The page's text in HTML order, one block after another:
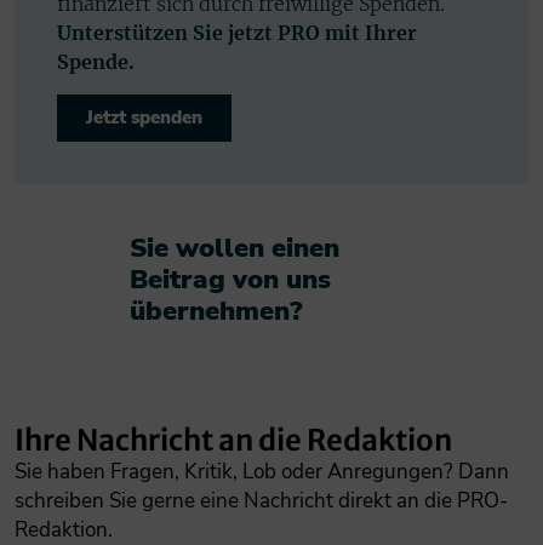
Unterstützen Sie jetzt PRO mit Ihrer
Spende.
Jetzt spenden
Sie wollen einen
Beitrag von uns
übernehmen?​
Ihre Nachricht an die Redaktion
Sie haben Fragen, Kritik, Lob oder Anregungen? Dann
schreiben Sie gerne eine Nachricht direkt an die PRO-
Redaktion.